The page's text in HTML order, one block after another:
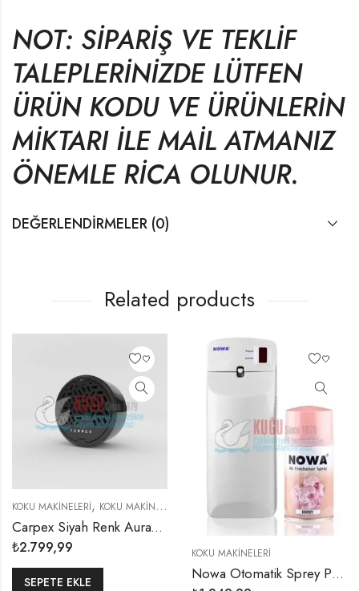
NOT: SİPARİŞ VE TEKLİF
TALEPLERİNİZDE LÜTFEN
ÜRÜN KODU VE ÜRÜNLERİN
MİKTARI İLE MAİL ATMANIZ
ÖNEMLE RİCA OLUNUR.
DEĞERLENDIRMELER (0)
Related products
KOKU MAKINELERI
KOKU MAKINELERI, KOKU MAKINELERI
Carpex Siyah Renk AuraWind FANLI OTOMATİK CİHAZ KOKU KARTUŞLU
₺2.799,99
SEPETE EKLE
KOKU MAKINELERI
Nowa Otomatik Sprey Püskürtücü Koku Hediyeli EKO PAKET